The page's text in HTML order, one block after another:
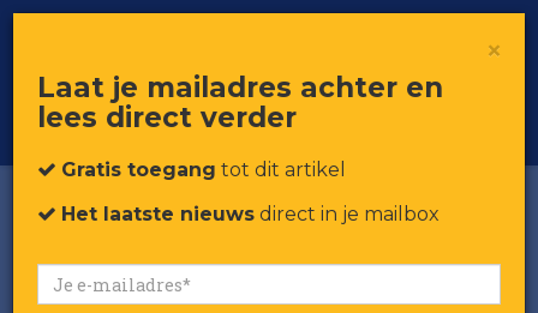
Voor professionals in retail & brands
Toggle
×
Laat je mailadres achter en
lees direct verder
Gratis toegang tot dit artikel
Het laatste nieuws direct in je mailbox